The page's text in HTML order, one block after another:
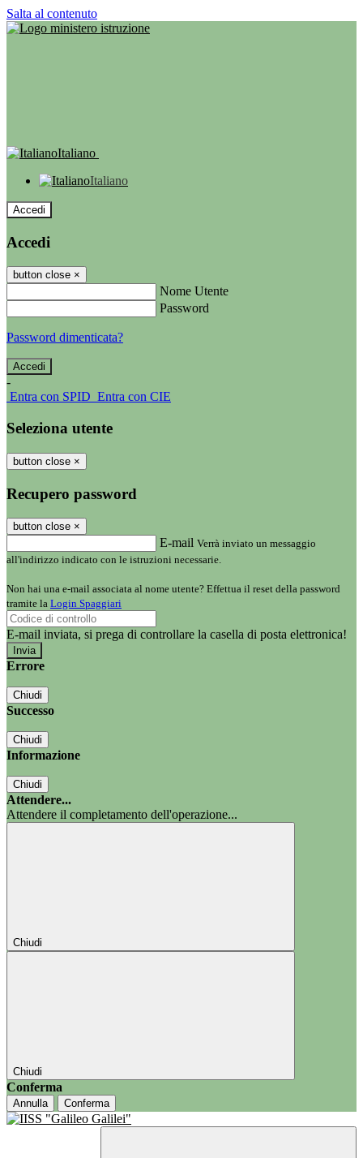
Salta al contenuto
Italiano
Italiano
Accedi
Accedi
button close ×
Nome Utente
Password
Password dimenticata?
-
Entra con SPID Entra con CIE
Seleziona utente
button close ×
Recupero password
button close ×
E-mail Verrà inviato un messaggio
all'indirizzo indicato con le istruzioni necessarie.
Non hai una e-mail associata al nome utente? Effettua il reset della password
tramite la Login Spaggiari
E-mail inviata, si prega di controllare la casella di posta elettronica!
Errore
Chiudi
Successo
Chiudi
Informazione
Chiudi
Attendere...
Attendere il completamento dell'operazione...
Chiudi
Chiudi
Conferma
Annulla Conferma